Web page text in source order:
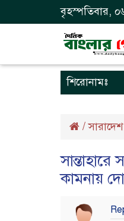
বৃহস্পতিবার,
শিরোনামঃ
/সারাদেশ
কামনায়